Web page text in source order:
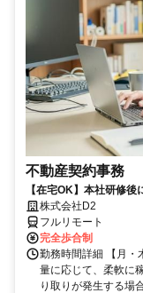
不動産契約事務
【在宅OK】本社研修
株式会社D2
フルリモート
完全歩合制
勤務時間詳細 【月
量に応じて、柔軟に
り取りが発生する場